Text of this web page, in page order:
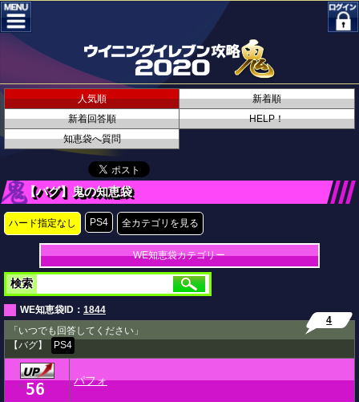
人気順
新着順
新着回答順
HELP！
知恵袋へ質問
【バグ】鬼の知恵袋
ハード指定なし PS4 全カテゴリを見る
WE知恵袋カテゴリー
検索
WE知恵袋ID： 1844
「いつでも回答してください」
【バグ】
PS4
4
★ 56 パフォ